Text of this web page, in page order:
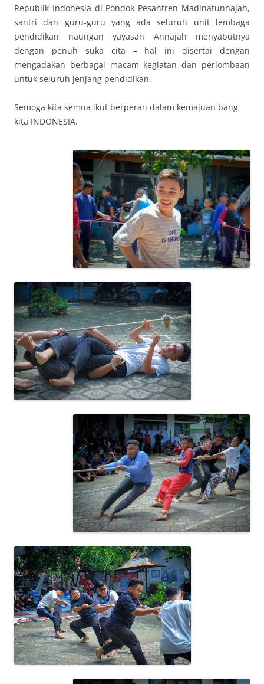
Republik Indonesia di Pondok Pesantren Madinatunnajah,
santri dan guru-guru yang ada seluruh unit lembaga
pendidikan naungan yayasan Annajah menyabutnya
dengan penuh suka cita – hal ini disertai dengan
mengadakan berbagai macam kegiatan dan perlombaan
untuk seluruh jenjang pendidikan.
Semoga kita semua ikut berperan dalam kemajuan bang
kita INDONESIA.